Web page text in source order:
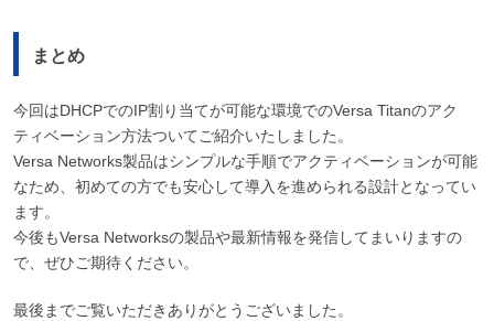
まとめ
今回はDHCPでのIP割り当てが可能な環境でのVersa Titanのアク
ティベーション方法ついてご紹介いたしました。
Versa Networks製品はシンプルな手順でアクティベーションが可能
なため、初めての方でも安心して導入を進められる設計となってい
ます。
今後もVersa Networksの製品や最新情報を発信してまいりますの
で、ぜひご期待ください。
最後までご覧いただきありがとうございました。